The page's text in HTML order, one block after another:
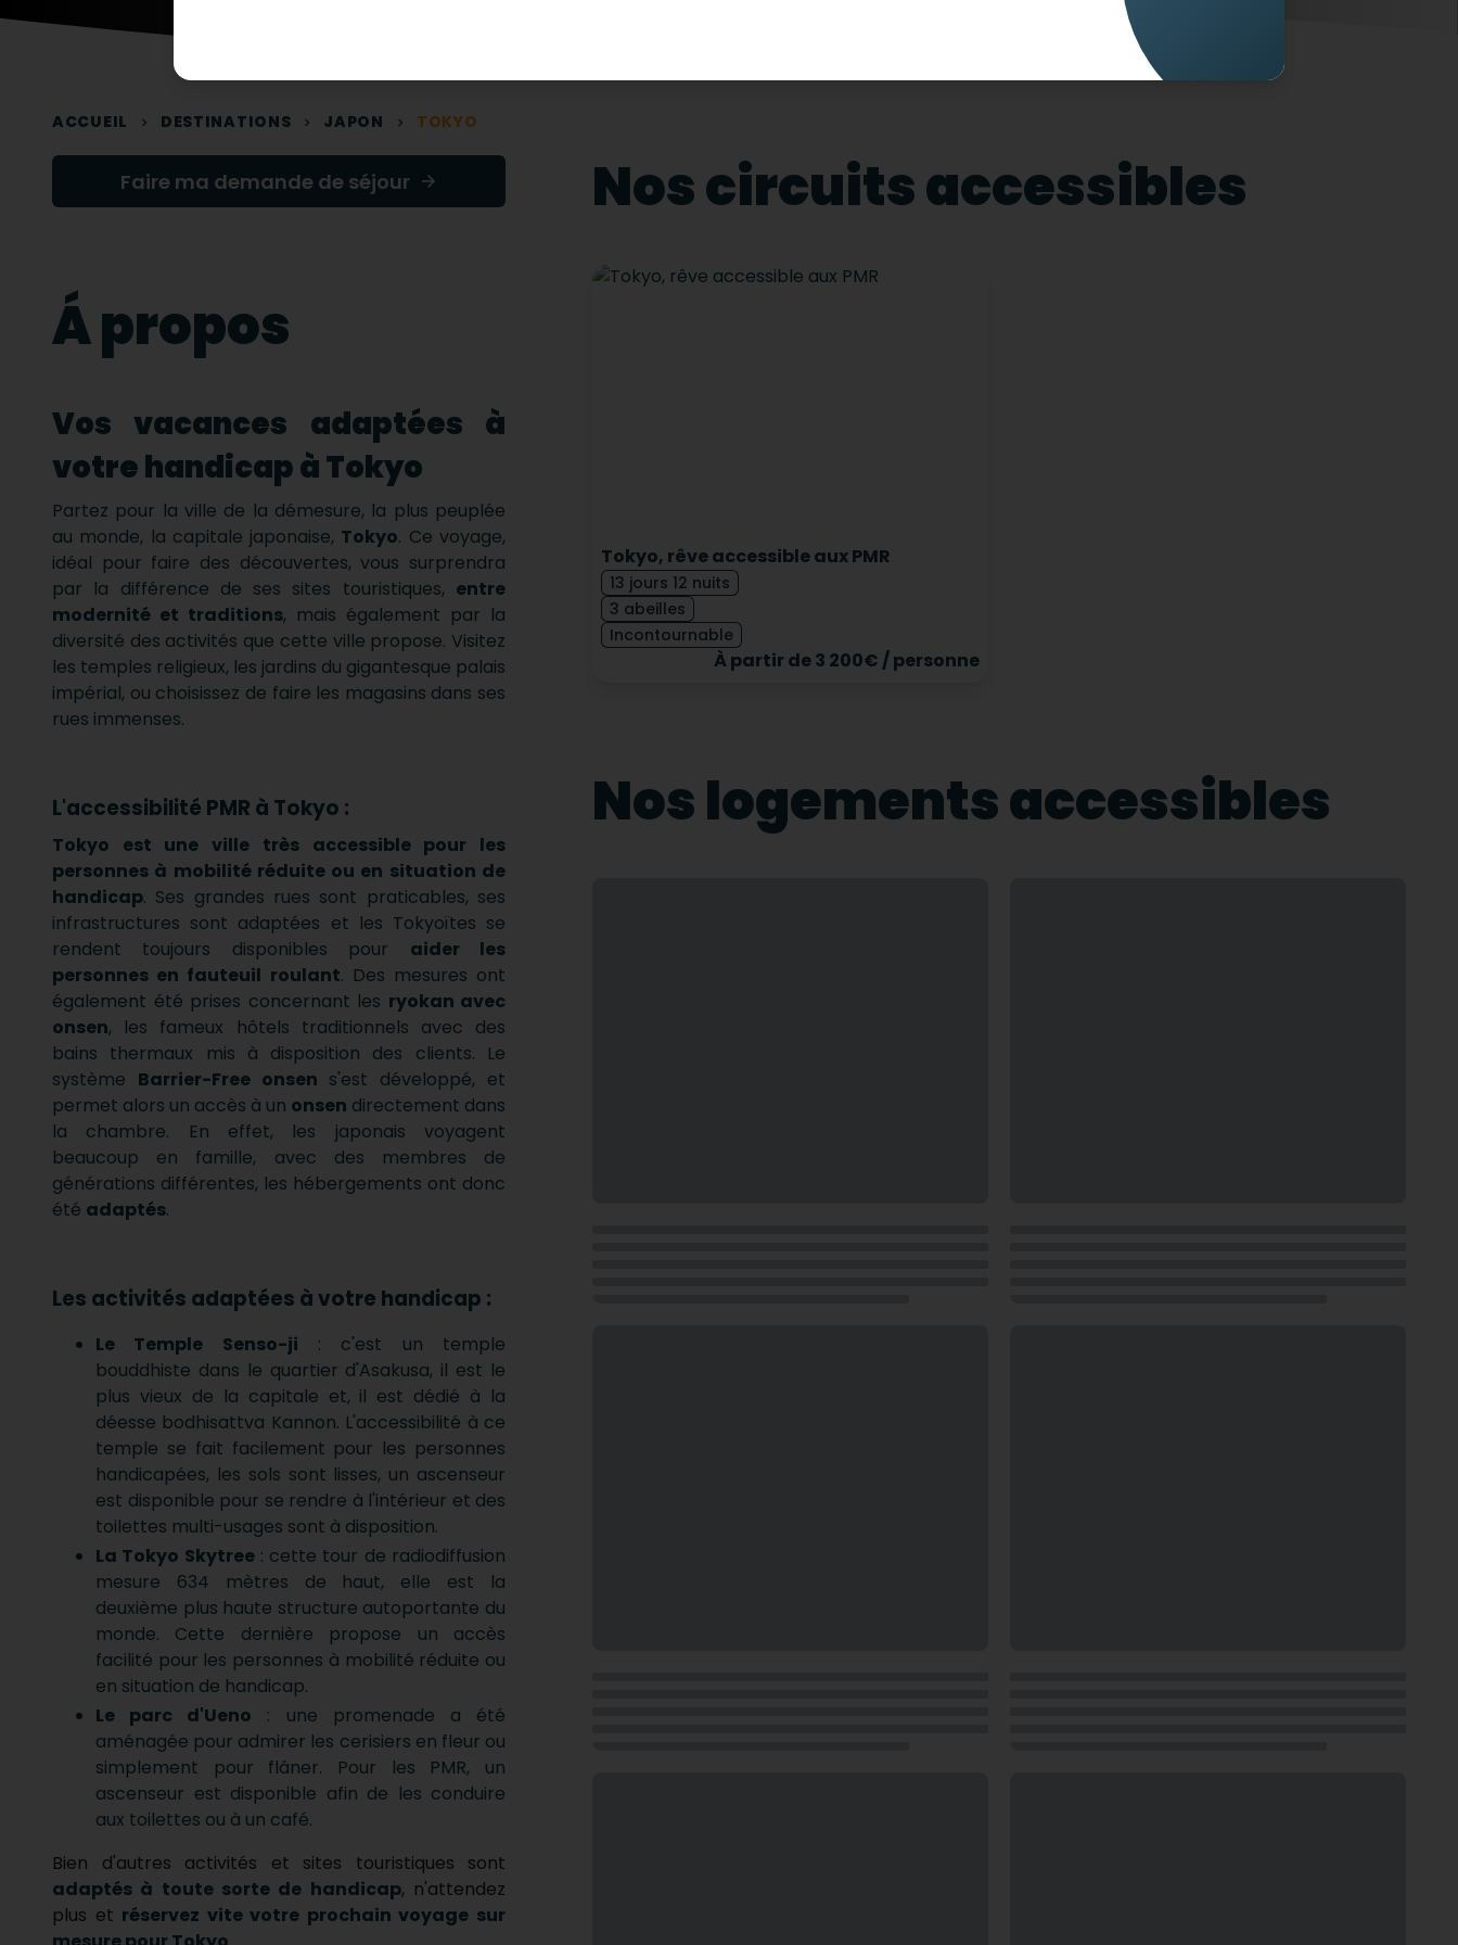
ACCUEIL DESTINATIONS JAPON TOKYO
Faire ma demande de séjour
Á propos
Vos vacances adaptées à
votre handicap à Tokyo
Partez pour la ville de la démesure, la plus peuplée
au monde, la capitale japonaise, Tokyo. Ce voyage,
idéal pour faire des découvertes, vous surprendra
par la différence de ses sites touristiques, entre
modernité et traditions, mais également par la
diversité des activités que cette ville propose. Visitez
les temples religieux, les jardins du gigantesque palais
impérial, ou choisissez de faire les magasins dans ses
rues immenses.
L'accessibilité PMR à Tokyo :
Tokyo est une ville très accessible pour les
personnes à mobilité réduite ou en situation de
handicap. Ses grandes rues sont praticables, ses
infrastructures sont adaptées et les Tokyoïtes se
rendent toujours disponibles pour aider les
personnes en fauteuil roulant. Des mesures ont
également été prises concernant les ryokan avec
onsen, les fameux hôtels traditionnels avec des
bains thermaux mis à disposition des clients. Le
système Barrier-Free onsen s'est développé, et
permet alors un accès à un onsen directement dans
la chambre. En effet, les japonais voyagent
beaucoup en famille, avec des membres de
générations différentes, les hébergements ont donc
été adaptés.
Les activités adaptées à votre handicap :
Le Temple Senso-ji : c'est un temple
bouddhiste dans le quartier d'Asakusa, il est le
plus vieux de la capitale et, il est dédié à la
déesse bodhisattva Kannon. L'accessibilité à ce
temple se fait facilement pour les personnes
handicapées, les sols sont lisses, un ascenseur
est disponible pour se rendre à l'intérieur et des
toilettes multi-usages sont à disposition.
La Tokyo Skytree: cette tour de radiodiffusion
mesure 634 mètres de haut, elle est la
deuxième plus haute structure autoportante du
monde. Cette dernière propose un accès
facilité pour les personnes à mobilité réduite ou
en situation de handicap.
Le parc d'Ueno : une promenade a été
aménagée pour admirer les cerisiers en fleur ou
simplement pour flâner. Pour les PMR, un
ascenseur est disponible afin de les conduire
aux toilettes ou à un café.
Bien d'autres activités et sites touristiques sont
adaptés à toute sorte de handicap, n'attendez
plus et réservez vite votre prochain voyage sur
Nos circuits accessibles
Tokyo, rêve accessible aux PMR
13 jours 12 nuits
3 abeilles
Incontournable
À partir de 3 200€ / personne
Nos logements accessibles